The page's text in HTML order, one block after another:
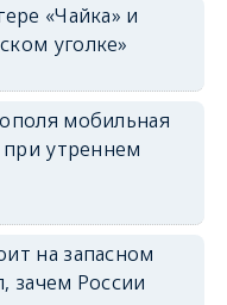
«Чайка» и
уголке»
мобильная
при утреннем
на запасном
зачем России